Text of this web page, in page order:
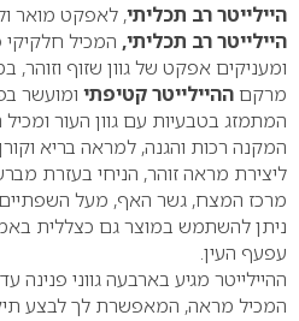
היילייטר רב תכליתי, לאפקט מואר
היילייטר רב תכליתי, המכיל
ומעניקים אפקט של גוון שזוף וזוהר,
מרקם ההיילייטר קטיפתי ומועשר
המתמזג בטבעיות עם גוון העור
המקנה רכות והגנה, למראה בריא
ליצירת מראה זוהר, הניחי בעזרת
מרכז המצח, גשר האף, מעל
ניתן להשתמש במוצר גם כצללית
עפעף העין.
ההיילייטר מגיע בארבעה גווני פנינה
המכיל מראה, המאפשרת לך לבצע